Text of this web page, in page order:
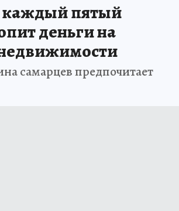
каждый пятый
деньги на
самарцев предпочитает